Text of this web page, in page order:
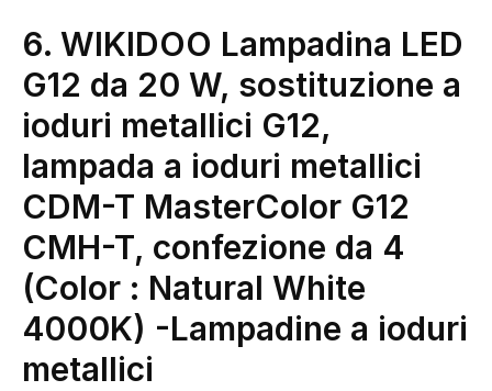
6. WIKIDOO Lampadina LED
G12 da 20 W, sostituzione a
ioduri metallici G12,
lampada a ioduri metallici
CDM-T MasterColor G12
CMH-T, confezione da 4
(Color : Natural White
4000K) -Lampadine a ioduri
metallici